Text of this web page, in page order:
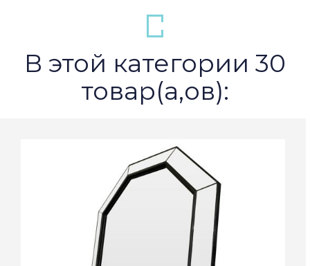
В этой категории 30
товар(а,ов):